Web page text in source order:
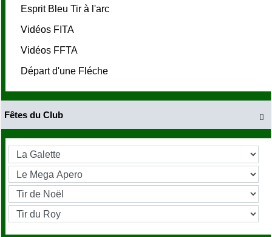
Esprit Bleu Tir à l'arc
Vidéos FITA
Vidéos FFTA
Départ d'une Fléche

Fêtes du Club